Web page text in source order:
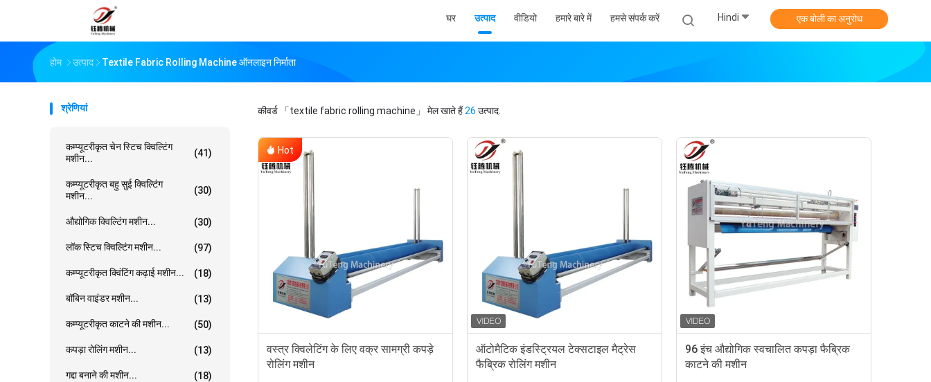
घर उत्पाद वीडियो हमारे बारे में हमसे संपर्क करें Hindi एक बोली का अनुरोध
होम उत्पाद Textile Fabric Rolling Machine ऑनलाइन निर्माता
श्रेणियां
कम्प्यूटरीकृत चेन स्टिच क्विल्टिंग
मशीन...
(41)
कम्प्यूटरीकृत बहु सुई क्विल्टिंग
मशीन...
(30)
औद्योगिक क्विल्टिंग मशीन... (30)
लॉक स्टिच क्विल्टिंग मशीन... (97)
कम्प्यूटरीकृत क्विंटिंग कढ़ाई मशीन... (18)
बॉबिन वाइंडर मशीन... (13)
कम्प्यूटरीकृत काटने की मशीन... (50)
कपड़ा रोलिंग मशीन... (13)
गद्दा बनाने की मशीन... (18)
कीवर्ड 「textile fabric rolling machine」 मेल खाते हैं26 उत्पाद.
Hot
वस्त्र क्विलेटिंग के लिए वक्र सामग्री कपड़े
रोलिंग मशीन
ऑटोमैटिक इंडस्ट्रियल टेक्सटाइल मैट्रेस
फैब्रिक रोलिंग मशीन
96 इंच औद्योगिक स्वचालित कपड़ा फैब्रिक
काटने की मशीन